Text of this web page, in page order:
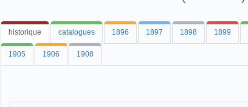
historique catalogues 1896 1897 1898 1899
1905 1906 1908